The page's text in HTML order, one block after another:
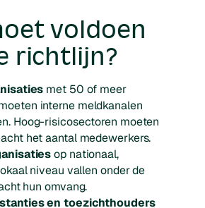
voldoen
richtlijn?
met 50 of meer
interne meldkanalen
Hoog-risicosectoren moeten
het aantal medewerkers.
op nationaal,
niveau vallen onder de
hun omvang.
en toezichthouders